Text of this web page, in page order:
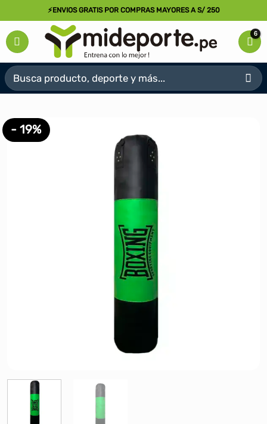
al
contenido
⚡ENVIOS GRATIS POR COMPRAS MAYORES A S/ 250
Buscar
por:
- 19%